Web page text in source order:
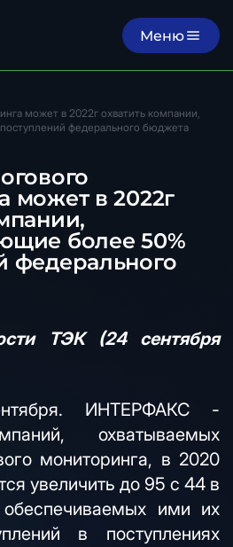
Меню
может в 2022г охватить компании,
федерального бюджета
может в 2022г
более 50%
федерального
ТЭК (24 сентября
ИНТЕРФАКС -
охватываемых
мониторинга, в 2020
увеличить до 95 с 44 в
ими их
в поступлениях